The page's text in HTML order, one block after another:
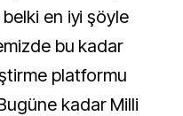
en iyi şöyle
bu kadar
platformu
kadar Milli